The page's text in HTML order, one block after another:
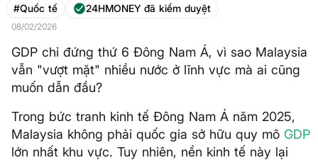
#Quốc tế 24HMONEY đã kiểm duyệt
08/02/2026
GDP chỉ đứng thứ 6 Đông Nam Á, vì sao Malaysia
vẫn "vượt mặt" nhiều nước ở lĩnh vực mà ai cũng
muốn dẫn đầu?
Trong bức tranh kinh tế Đông Nam Á năm 2025,
Malaysia không phải quốc gia sở hữu quy mô GDP
lớn nhất khu vực. Tuy nhiên, nền kinh tế này lại